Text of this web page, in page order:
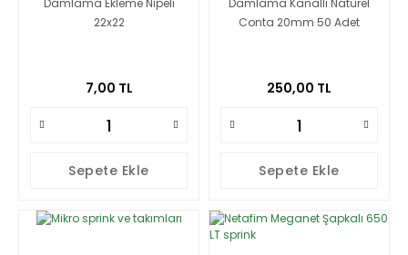
Damlama Ekleme Nipeli
22x22
7,00 TL
Sepete Ekle
Damlama Kanallı Naturel
Conta 20mm 50 Adet
250,00 TL
Sepete Ekle